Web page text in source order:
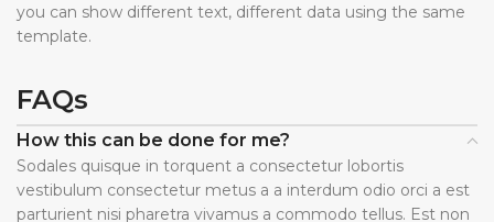
you can show different text, different data using the same
template.
FAQs
How this can be done for me?
Sodales quisque in torquent a consectetur lobortis
vestibulum consectetur metus a a interdum odio orci a est
parturient nisi pharetra vivamus a commodo tellus. Est non